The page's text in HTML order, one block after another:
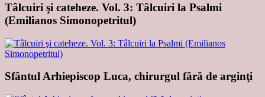
Tâlcuiri şi cateheze. Vol. 3: Tâlcuiri la Psalmi
(Emilianos Simonopetritul)
Sfântul Arhiepiscop Luca, chirurgul fără de arginţi